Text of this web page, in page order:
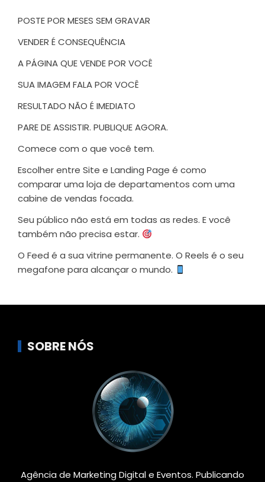
POSTE POR MESES SEM GRAVAR
VENDER É CONSEQUÊNCIA
A PÁGINA QUE VENDE POR VOCÊ
SUA IMAGEM FALA POR VOCÊ
RESULTADO NÃO É IMEDIATO
PARE DE ASSISTIR. PUBLIQUE AGORA.
Comece com o que você tem.
Escolher entre Site e Landing Page é como
comparar uma loja de departamentos com uma
cabine de vendas focada.
Seu público não está em todas as redes. E você
também não precisa estar.
O Feed é a sua vitrine permanente. O Reels é o seu
megafone para alcançar o mundo.
SOBRE NÓS
Agência de Marketing Digital e Eventos. Publicando